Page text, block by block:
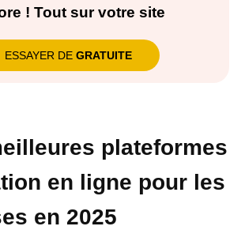
! Tout sur votre site
ESSAYER DE GRATUITE
plateformes
en ligne pour les
en 2025